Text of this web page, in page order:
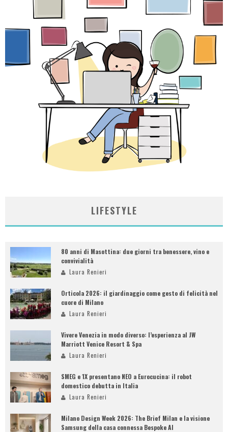
LIFESTYLE
80 anni di Masottina: due giorni tra benessere, vino e
convivialità
Laura Renieri
Orticola 2026: il giardinaggio come gesto di felicità nel
cuore di Milano
Laura Renieri
Vivere Venezia in modo diverso: l’esperienza al JW
Marriott Venice Resort & Spa
Laura Renieri
SMEG e 1X presentano NEO a Eurocucina: il robot
domestico debutta in Italia
Laura Renieri
Milano Design Week 2026: The Brief Milan e la visione
Samsung della casa connessa Bespoke AI